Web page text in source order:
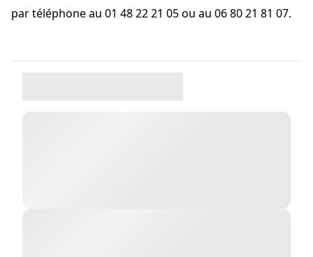
par téléphone au 01 48 22 21 05 ou au 06 80 21 81 07.